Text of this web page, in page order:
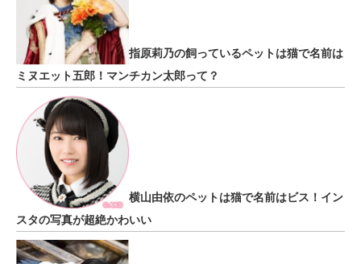
指原莉乃の飼っているペットは猫で名前は
ミヌエット五郎！マンチカン太郎って？
横山由依のペットは猫で名前はビス！イン
スタの写真が超絶かわいい